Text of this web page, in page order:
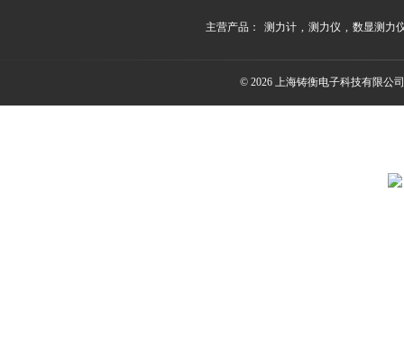
主营产品： 测力计 , 测力仪 , 数显测力
© 2026 上海铸衡电子科技有限公